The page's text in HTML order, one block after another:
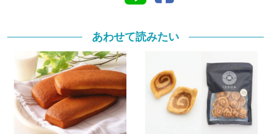
あわせて読みたい